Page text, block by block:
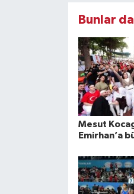
Bunlar
Mesut
Emirhan’a